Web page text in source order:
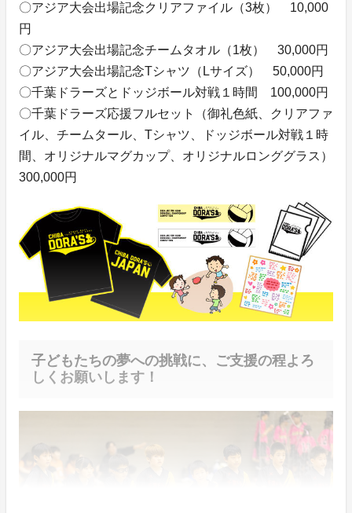
〇アジア大会出場記念クリアファイル（3枚） 10,000
円
〇アジア大会出場記念チームタオル（1枚） 30,000円
〇アジア大会出場記念Tシャツ（Lサイズ） 50,000円
〇千葉ドラーズとドッジボール対戦１時間 100,000円
〇千葉ドラーズ応援フルセット（御礼色紙、クリアファ
イル、チームタール、Tシャツ、ドッジボール対戦１時
間、オリジナルマグカップ、オリジナルロンググラス）
300,000円
子どもたちの夢への挑戦に、ご支援の程よろ
しくお願いします！